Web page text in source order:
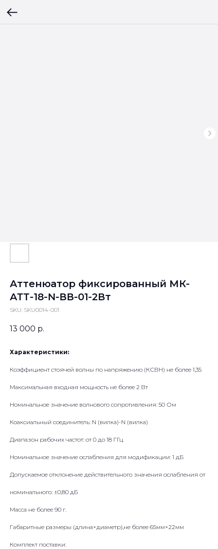
Аттенюатор фиксированный МК-
АТТ-18-N-ВВ-01-2Вт
SKU: SKU0014-001
13 000 р.
Характеристики:
Коэффициент стоячей волны по напряжению (КСВН) не более 1,35
Максимальная входная мощность не более 2 Вт
Номинальное значение волнового сопротивления: 50 Ом
Коаксиальный соединитель: N (вилка)-N (вилка)
Диапазон рабочих частот: от 0 до 18 ГГц
Номинальное значение ослабления для модификации: 1 дБ
Допускаемое отклонение действительного значения ослабления от
номинального: ±0,80 дБ
Масса не более 90 г.
Габаритные размеры (длина×диаметр),не более 65мм×22мм
Комплект поставки: